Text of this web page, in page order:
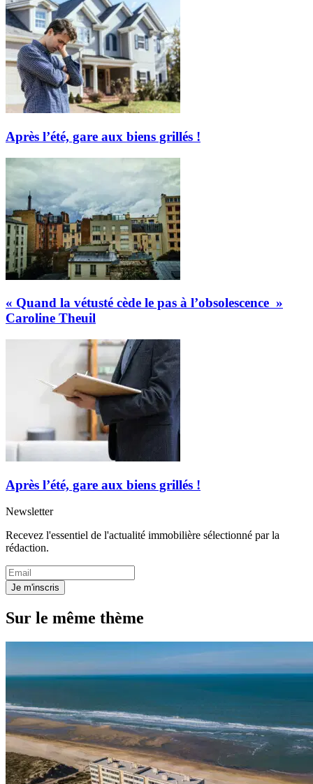
Après l’été, gare aux biens grillés !
« Quand la vétusté cède le pas à l’obsolescence »
Caroline Theuil
Après l’été, gare aux biens grillés !
Newsletter
Recevez l'essentiel de l'actualité immobilière sélectionné par la
rédaction.
Je m'inscris
Sur le même thème